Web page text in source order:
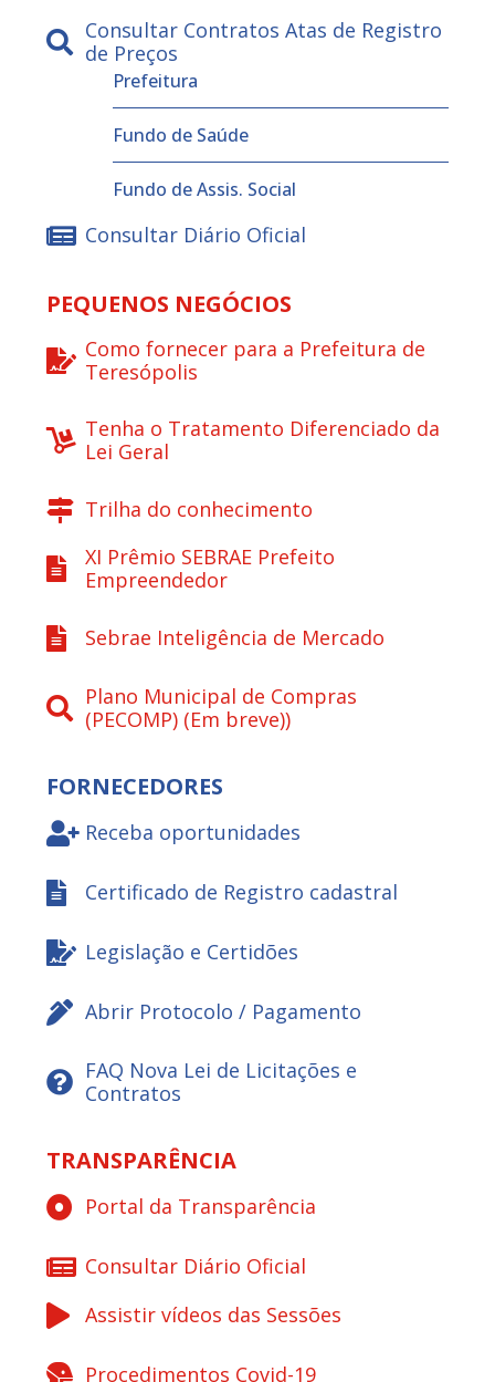
Consultar Contratos Atas de Registro
de Preços
Prefeitura
Fundo de Saúde
Fundo de Assis. Social
Consultar Diário Oficial
PEQUENOS NEGÓCIOS
Como fornecer para a Prefeitura de
Teresópolis
Tenha o Tratamento Diferenciado da
Lei Geral
Trilha do conhecimento
XI Prêmio SEBRAE Prefeito
Empreendedor
Sebrae Inteligência de Mercado
Plano Municipal de Compras
(PECOMP) (Em breve))
FORNECEDORES
Receba oportunidades
Certificado de Registro cadastral
Legislação e Certidões
Abrir Protocolo / Pagamento
FAQ Nova Lei de Licitações e
Contratos
TRANSPARÊNCIA
Portal da Transparência
Consultar Diário Oficial
Assistir vídeos das Sessões
Procedimentos Covid-19